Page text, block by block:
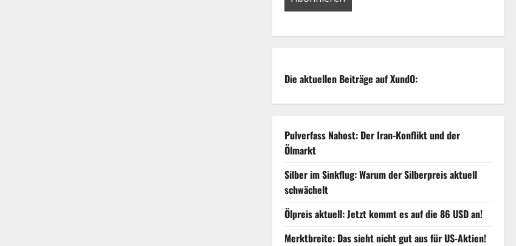
Die aktuellen Beiträge auf XundO:
Pulverfass Nahost: Der Iran-Konflikt und der
Ölmarkt
Silber im Sinkflug: Warum der Silberpreis aktuell
schwächelt
Ölpreis aktuell: Jetzt kommt es auf die 86 USD an!
Merktbreite: Das sieht nicht gut aus für US-Aktien!